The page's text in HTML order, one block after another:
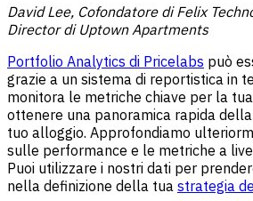
David Lee, Cofondatore di Felix
Director di Uptown Apartments
Portfolio Analytics di Pricelabs può
grazie a un sistema di reportistica in
monitora le metriche chiave per la
ottenere una panoramica rapida
tuo alloggio. Approfondiamo
sulle performance e le metriche a
Puoi utilizzare i nostri dati per
nella definizione della tua strategia